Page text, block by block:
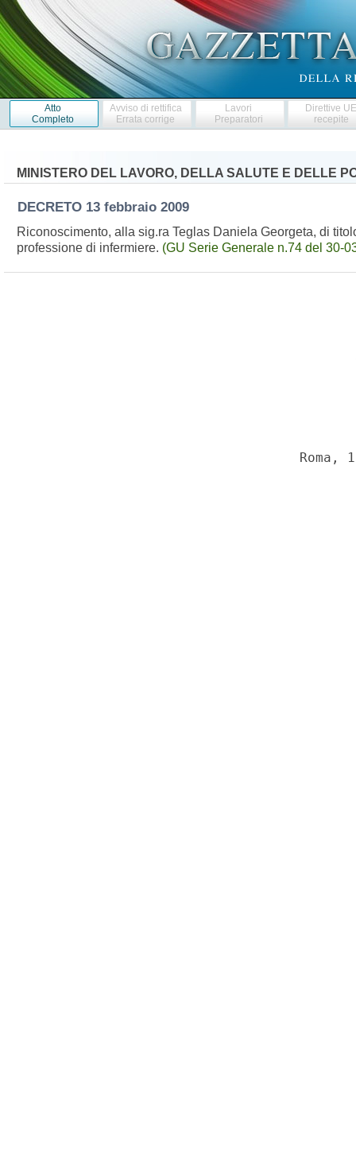
Atto
Completo
Avviso di rettifica
Errata corrige
Lavori
Preparatori
Direttive
recepite
MINISTERO DEL LAVORO, DELLA SALUTE E DELLE
DECRETO 13 febbraio 2009
Riconoscimento, alla sig.ra Teglas Daniela Georgeta, di
professione di infermiere. (GU Serie Generale n.74 del 30-